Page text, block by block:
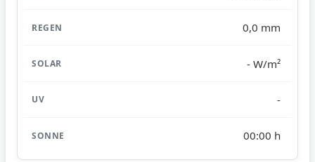
0,0 mm
- W/m²
-
00:00 h